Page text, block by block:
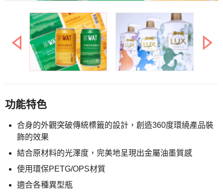
功能特色
合身的外觀突破傳統標籤的設計，創造360度環繞產品裝
飾的效果
結合原材料的光澤度，完美地呈現出金屬油墨質感
使用環保PETG/OPS材質
適合各種異型瓶